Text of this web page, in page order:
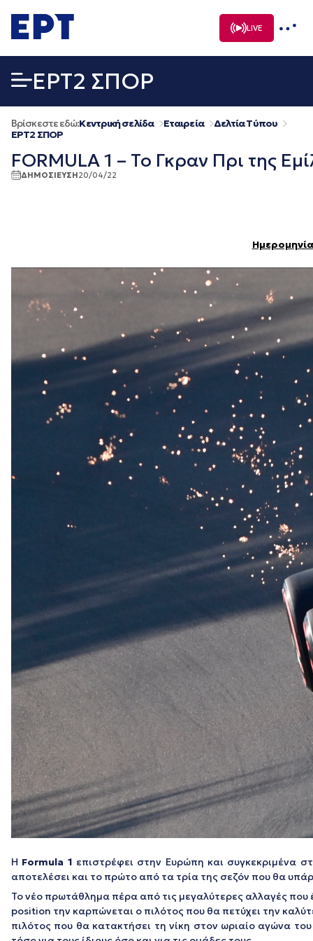
σε
περιεχόμενο
LIVE
EΡΤ2 ΣΠΟΡ
Βρίσκεστε εδώ:Κεντρική σελίδα Εταιρεία
Δελτία Τύπου
EΡΤ2 ΣΠΟΡ
FORMULA 1 – Το Γκραν Πρι της
ΔΗΜΟΣΙΕΥΣΗ20/04/22
H Formula 1 επιστρέφει στην Ευρώπη και συγκεκριμένα
αποτελέσει και το πρώτο από τα τρία της σεζόν που θα
Το νέο πρωτάθλημα πέρα από τις μεγαλύτερες αλλαγές που
position την καρπώνεται ο πιλότος που θα πετύχει την
πιλότος που θα κατακτήσει τη νίκη στον ωριαίο αγώνα